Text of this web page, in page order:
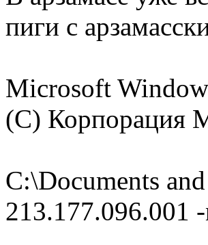
пиги с
Microsoft
(С) Корпорация
C:\Documents
213.177.096.001